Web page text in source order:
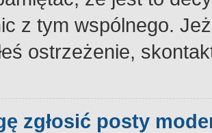
z tym wspólnego.
ostrzeżenie,
zgłosić posty